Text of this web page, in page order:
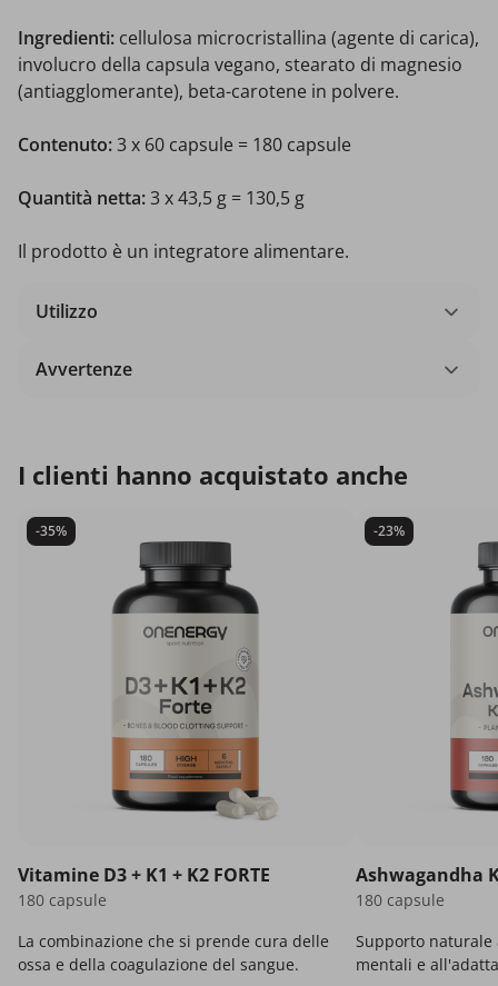
Ingredienti: cellulosa microcristallina (agente di carica),
involucro della capsula vegano, stearato di magnesio
(antiagglomerante), beta-carotene in polvere.
Contenuto:3 x 60 capsule = 180 capsule
Quantità netta:3 x 43,5 g = 130,5 g
Il prodotto è un integratore alimentare.
Utilizzo
Avvertenze
I clienti hanno acquistato anche
-35%
Vitamine D3 + K1 + K2 FORTE
180 capsule
La combinazione che si prende cura delle
ossa e della coagulazione del sangue.
-23%
Ashwagandha
180 capsule
Supporto naturale
mentali e